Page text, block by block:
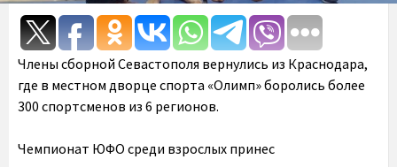
Члены сборной Севастополя вернулись из Краснодара,
где в местном дворце спорта «Олимп» боролись более
300 спортсменов из 6 регионов.
Чемпионат ЮФО среди взрослых принес